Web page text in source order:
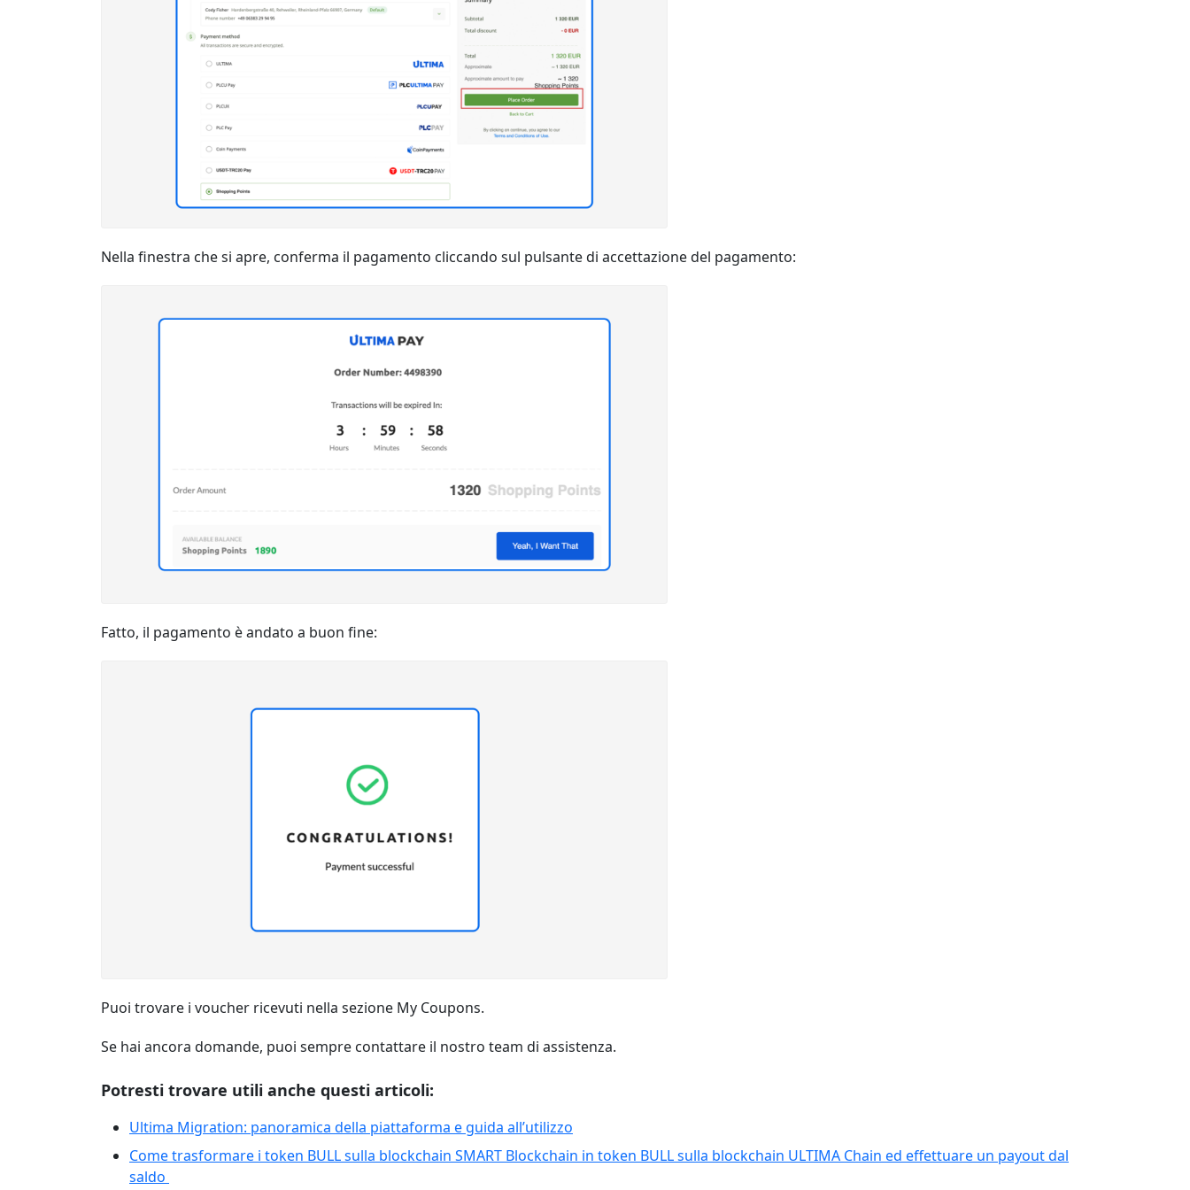
Nella finestra che si apre, conferma il pagamento cliccando sul pulsante di accettazione del pagamento:
Fatto, il pagamento è andato a buon fine:
Puoi trovare i voucher ricevuti nella sezione My Coupons.
Se hai ancora domande, puoi sempre contattare il nostro team di assistenza.
Potresti trovare utili anche questi articoli:
Ultima Migration: panoramica della piattaforma e guida all’utilizzo
Come trasformare i token BULL sulla blockchain SMART Blockchain in token BULL sulla blockchain ULTIMA Chain ed effettuare un payout dal
saldo